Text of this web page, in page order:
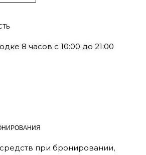
8 часов с 10:00 до 21:00
при бронировании,